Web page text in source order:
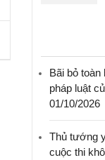
Bãi bỏ toàn
pháp luật
01/10/2026
Thủ tướng
cuộc thi